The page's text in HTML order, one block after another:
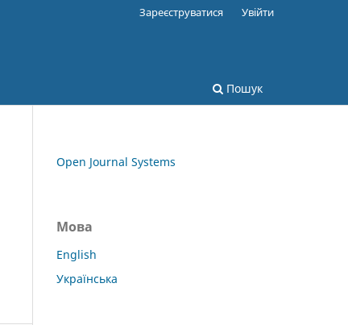
Пошук
Зареєструватися Увійти
Open Journal Systems
Мова
English
Українська